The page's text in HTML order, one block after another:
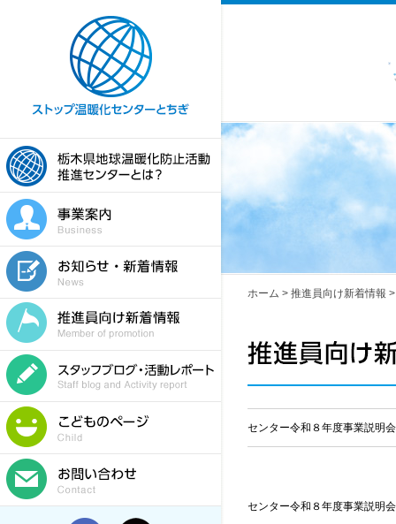
ホーム > 推進員向け新着情報
センター令和８年度事業説明
センター令和８年度事業説明